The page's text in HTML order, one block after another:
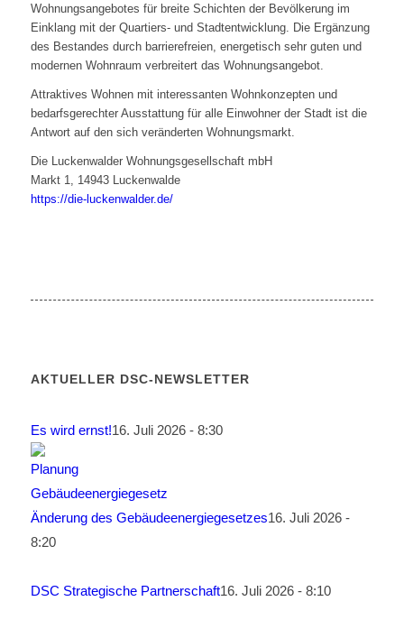
Wohnungsangebotes für breite Schichten der Bevölkerung im
Einklang mit der Quartiers- und Stadtentwicklung. Die Ergänzung
des Bestandes durch barrierefreien, energetisch sehr guten und
modernen Wohnraum verbreitert das Wohnungsangebot.
Attraktives Wohnen mit interessanten Wohnkonzepten und
bedarfsgerechter Ausstattung für alle Einwohner der Stadt ist die
Antwort auf den sich veränderten Wohnungsmarkt.
Die Luckenwalder Wohnungsgesellschaft mbH
Markt 1, 14943 Luckenwalde
https://die-luckenwalder.de/
AKTUELLER DSC-NEWSLETTER
Es wird ernst!16. Juli 2026 - 8:30
Änderung des Gebäudeenergiegesetzes16. Juli 2026 -
8:20
DSC Strategische Partnerschaft16. Juli 2026 - 8:10